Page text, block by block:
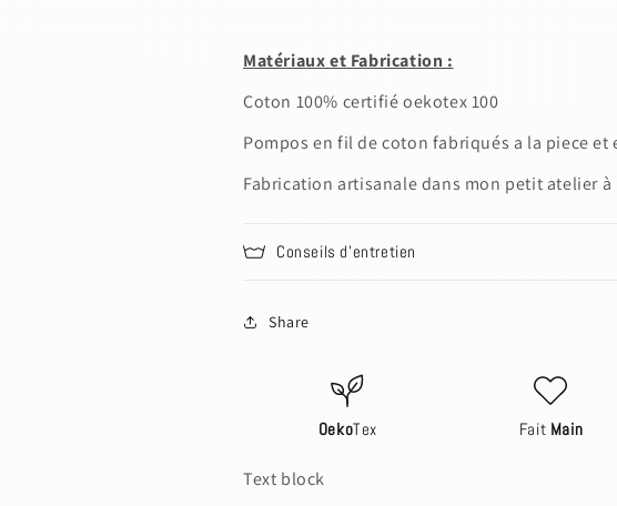
Matériaux et Fabrication :
Coton 100% certifié oekotex 100
Pompos en fil de coton fabriqués a la piece et
Fabrication artisanale dans mon petit atelier à
Conseils d'entretien
Share
OekoTex Fait Main
Text block